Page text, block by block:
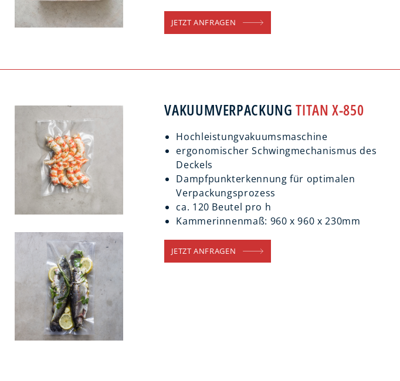
JETZT ANFRAGEN
VAKUUMVERPACKUNGTITAN X-850
Hochleistungvakuumsmaschine
ergonomischer Schwingmechanismus des
Deckels
Dampfpunkterkennung für optimalen
Verpackungsprozess
ca. 120 Beutel pro h
Kammerinnenmaß: 960 x 960 x 230mm
JETZT ANFRAGEN